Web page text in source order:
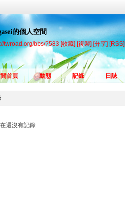
的個人空間
twroad.org/bbs/?583 [收藏] [複製] [分享] [RSS]
首頁 動態 記錄 日誌
還沒有記錄